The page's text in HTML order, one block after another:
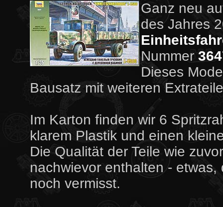
Ganz neu
des Jahres
Nummer
Dieses
Bausatz mit weiteren
Im Karton finden wir 6
klarem Plastik und einen
Die Qualität der Teile wie
nachwievor enthalten -
noch vermisst.